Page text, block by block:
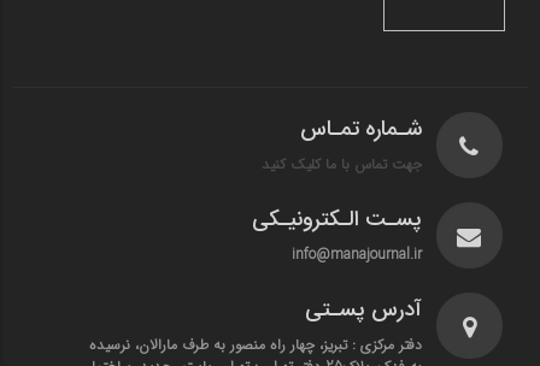
شـماره تمـاس
جهت تماس با ما کلیک کنید
پسـت الـکترونیـکی
info@manajournal.ir
آدرس پسـتی
دفتر مرکزی : تبریز، چهار راه منصور به طرف مارالان، نرسیده